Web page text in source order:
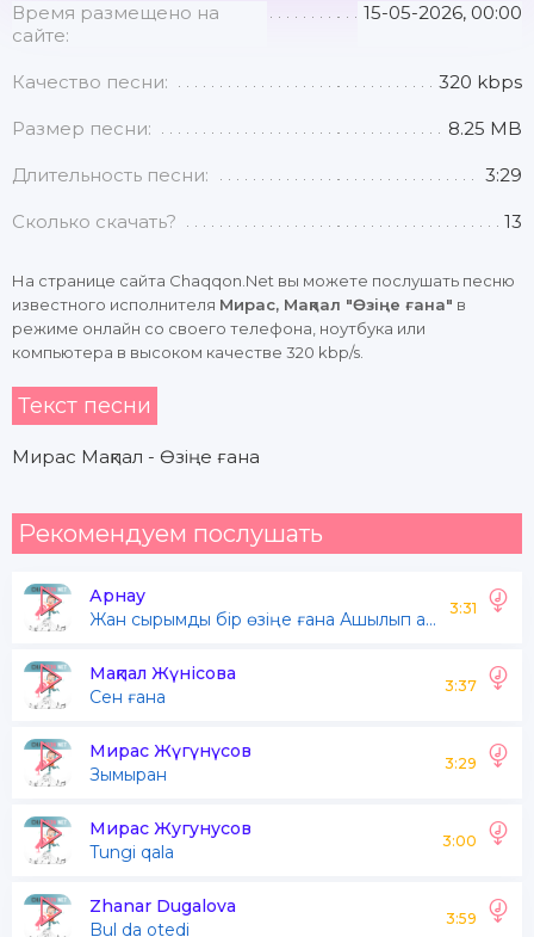
Время размещено на
сайте:
15-05-2026, 00:00
Качество песни: 320 kbps
Размер песни: 8.25 MB
Длительность песни: 3:29
Сколько скачать? 13
На странице сайта Chaqqon.Net вы можете послушать песню
известного исполнителя Мирас, Мақпал "Өзіңе ғана" в
режиме онлайн со своего телефона, ноутбука или
компьютера в высоком качестве 320 kbp/s.
Текст песни
Мирас Мақпал - Өзіңе ғана
Рекомендуем послушать
Арнау
Жан сырымды бір өзіңе ғана Ашылып айтайын, асыл айым
3:31
Мақпал Жүнісова
Сен ғана
3:37
Мирас Жүгүнүсов
Зымыран
3:29
Мирас Жугунусов
Tungi qala
3:00
Zhanar Dugalova
Bul da otedi
3:59